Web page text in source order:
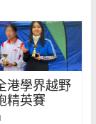
港學界越野
精英賽